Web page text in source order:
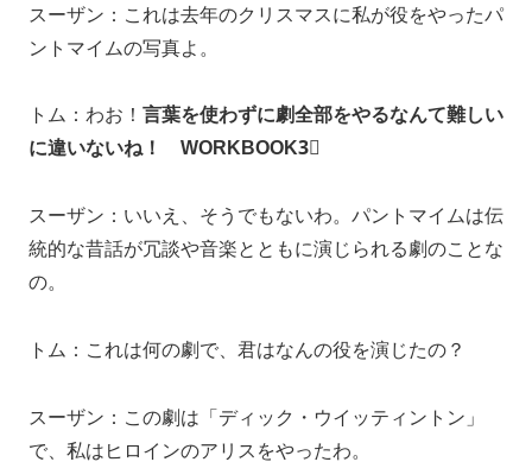
スーザン：これは去年のクリスマスに私が役をやったパ
ントマイムの写真よ。
トム：わお！ 言葉を使わずに劇全部をやるなんて難しい
に違いないね！ WORKBOOK3⃣
スーザン：いいえ、そうでもないわ。パントマイムは伝
統的な昔話が冗談や音楽とともに演じられる劇のことな
の。
トム：これは何の劇で、君はなんの役を演じたの？
スーザン：この劇は「ディック・ウイッティントン」
で、私はヒロインのアリスをやったわ。